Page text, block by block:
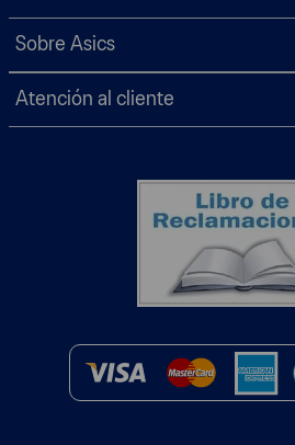
Sobre Asics
Atención al cliente